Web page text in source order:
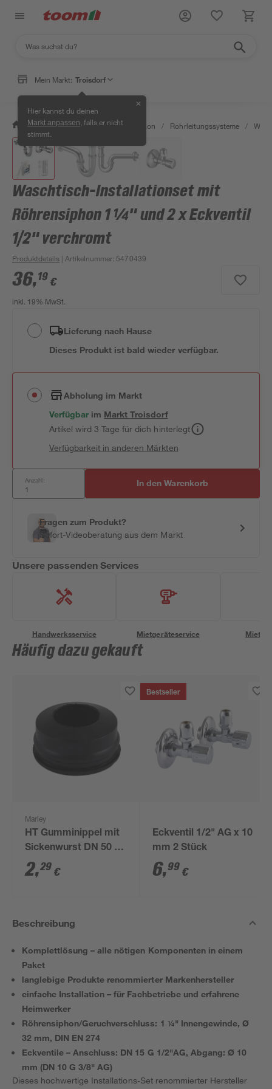
Mein Markt: Troisdorf
Hier kannst du deinen
Markt anpassen , falls er nicht
stimmt.
✕
/ Bad & Sanitär / Sanitärinstallation / Rohrleitungssysteme /
Waschtisch-Installationset mit
Röhrensiphon 1 ¼" und 2 x Eckventil
1/2" verchromt
Produktdetails | Artikelnummer: 5470439
36,19 €
inkl. 19% MwSt.
Lieferung nach Hause
Dieses Produkt ist bald wieder verfügbar.
Abholung im Markt
Verfügbar im MarktTroisdorf
Artikel wird 3 Tage für dich hinterlegt
Verfügbarkeit in anderen Märkten
Anzahl: In den Warenkorb
Fragen zum Produkt?
Sofort-Videoberatung aus dem Markt
Unsere passenden Services
Handwerksservice Mietgeräteservice
Häufig dazu gekauft
Marley
HT Gumminippel mit
Sickenwurst DN 50 1
1/4
2,29 €
Bestseller
Eckventil 1/2" AG x 10
mm 2 Stück
6,99 €
Beschreibung
Komplettlösung – alle nötigen Komponenten in einem
Paket
langlebige Produkte renommierter Markenhersteller
einfache Installation – für Fachbetriebe und erfahrene
Heimwerker
Röhrensiphon/Geruchverschluss: 1 ¼" Innengewinde, Ø
32 mm, DIN EN 274
Eckventile – Anschluss: DN 15 G 1/2"AG, Abgang: Ø 10
mm (DN 10 G 3/8" AG)
Dieses hochwertige Installations‑Set renommierter Hersteller